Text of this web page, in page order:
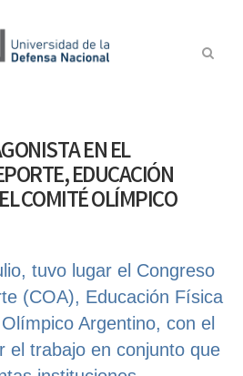
EN EL
EDUCACIÓN
COMITÉ OLÍMPICO
tuvo lugar el Congreso
(COA), Educación Física
Argentino, con el
el trabajo en conjunto que